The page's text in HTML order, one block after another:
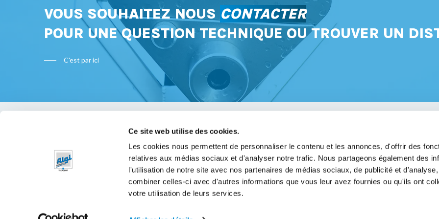
Ce site web utilise des cookies.
Les cookies nous permettent de personnaliser le contenu et les annonces, d'offrir des
relatives aux médias sociaux et d'analyser notre trafic. Nous partageons également des
l'utilisation de notre site avec nos partenaires de médias sociaux, de publicité et
combiner celles-ci avec d'autres informations que vous leur avez fournies ou qu'ils ont
votre utilisation de leurs services.
VOUS SOUHAITEZ NOUS CONTACTER
POUR UNE QUESTION TECHNIQUE OU TROUVER UN
C'est par ici
Bon à savoir
Politique de confidentialité